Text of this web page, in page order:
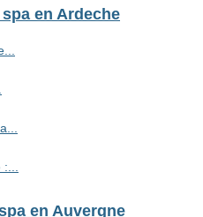
en Ardeche
en Auvergne